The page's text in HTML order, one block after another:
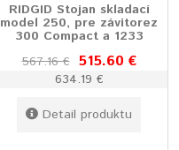
RIDGID Stojan skladací
model 250, pre závitorez
300 Compact a 1233
567.16 € 515.60 €
634.19 €
Detail produktu